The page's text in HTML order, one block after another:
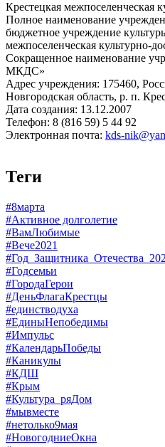
Крестецкая межпоселенческая
Полное наименование
бюджетное учреждение
межпоселенческая культурно-
Сокращенное наименование
МКДС»
Адрес учреждения: 175460,
Новгородская область, р. п.
Дата создания: 13.12.2007
Телефон: 8 (816 59) 5 44 92
Электронная почта: kds-
Теги
#8марта
#Активное долголетие
#ВамЛюбимые
#Вече2021
#Годсемьи
#ГородаГерои
#ДеньФлагаКрестцы
#единстводуха
#ЕдиныНепобедимы
#Импульс
#КалендарьПобеды
#Каникулы
#КДШ
#Крым
#Культура_ряДом
#мывместе
#нетолько9мая
#НовогодниеОкна